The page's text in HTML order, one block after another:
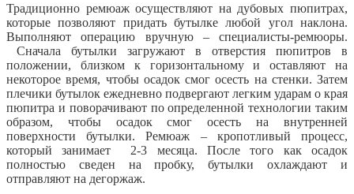
Традиционно ремюаж осуществляют на дубовых пюпитрах,
которые позволяют придать бутылке любой угол наклона.
Выполняют операцию вручную – специалисты-ремюоры.
Сначала бутылки загружают в отверстия пюпитров в
положении, близком к горизонтальному и оставляют на
некоторое время, чтобы осадок смог осесть на стенки. Затем
плечики бутылок ежедневно подвергают легким ударам о края
пюпитра и поворачивают по определенной технологии таким
образом, чтобы осадок смог осесть на внутренней
поверхности бутылки. Ремюаж – кропотливый процесс,
который занимает 2-3 месяца. После того как осадок
полностью сведен на пробку, бутылки охлаждают и
отправляют на дегоржаж.